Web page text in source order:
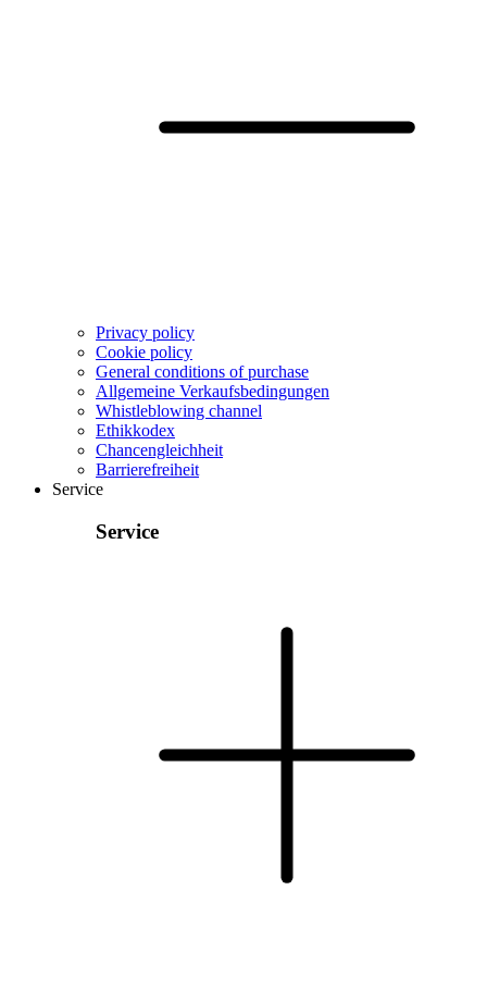
Privacy policy
Cookie policy
General conditions of purchase
Allgemeine Verkaufsbedingungen
Whistleblowing channel
Ethikkodex
Chancengleichheit
Barrierefreiheit
Service
Service